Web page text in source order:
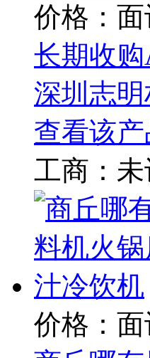
价格：面
长期收购
深圳志明
查看该
工商：
价格：面